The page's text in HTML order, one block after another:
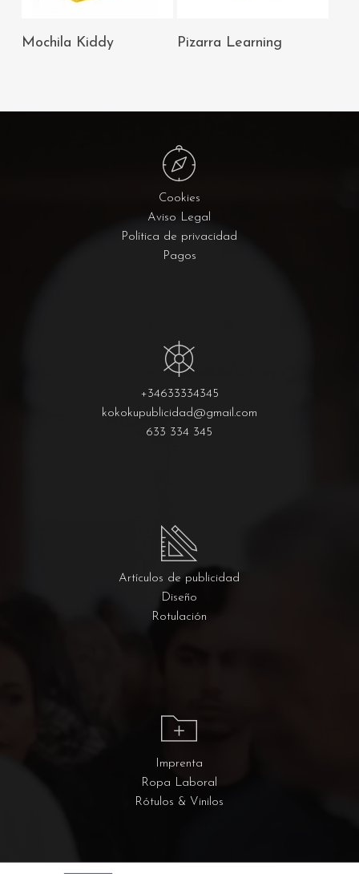
AÑADIR AL
CARRITO
Mochila Kiddy
AÑADIR AL
CARRITO
Pizarra Learning
Cookies
Aviso Legal
Política de privacidad
Pagos
+34633334345
kokokupublicidad@gmail.com
633 334 345
Artículos de publicidad
Diseño
Rotulación
Imprenta
Ropa Laboral
Rótulos & Vinilos